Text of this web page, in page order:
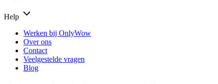
Help
Werken bij OnlyWow
Over ons
Contact
Veelgestelde vragen
Blog